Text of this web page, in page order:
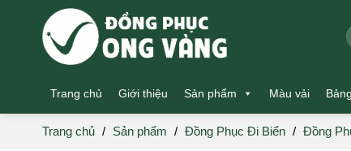
Trang chủ Giới thiệu Sản phẩm Màu vải
Trang chủ / Sản phẩm / Đồng Phục Đi Biển / Đồng